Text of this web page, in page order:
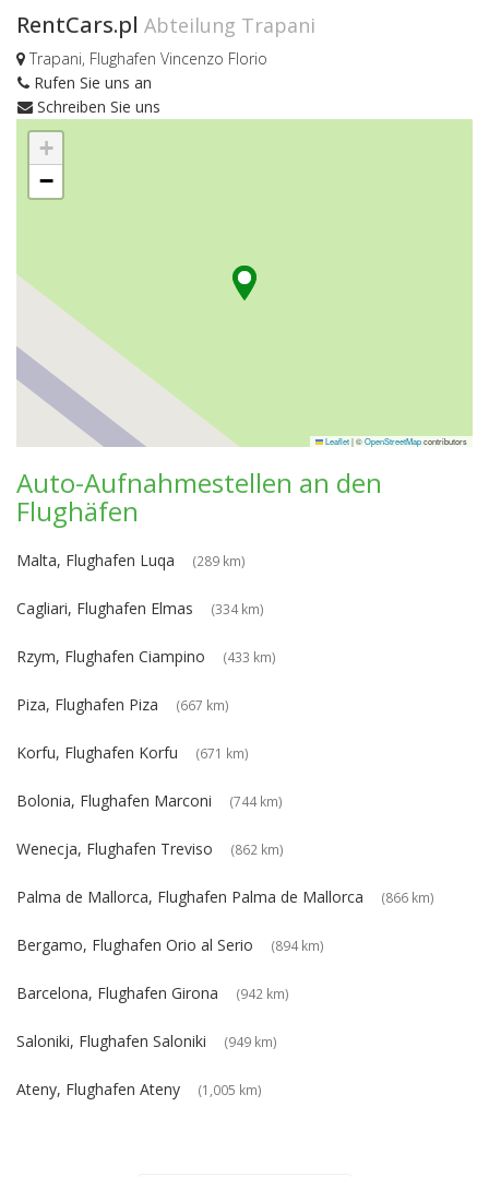
RentCars.pl Abteilung Trapani
Trapani, Flughafen Vincenzo Florio
Rufen Sie uns an
Schreiben Sie uns
+
−
Leaflet|©OpenStreetMapcontributors
Auto-Aufnahmestellen an den
Flughäfen
Malta, Flughafen Luqa (289 km)
Cagliari, Flughafen Elmas (334 km)
Rzym, Flughafen Ciampino (433 km)
Piza, Flughafen Piza (667 km)
Korfu, Flughafen Korfu (671 km)
Bolonia, Flughafen Marconi (744 km)
Wenecja, Flughafen Treviso (862 km)
Palma de Mallorca, Flughafen Palma de Mallorca (866 km)
Bergamo, Flughafen Orio al Serio (894 km)
Barcelona, Flughafen Girona (942 km)
Saloniki, Flughafen Saloniki (949 km)
Ateny, Flughafen Ateny (1,005 km)